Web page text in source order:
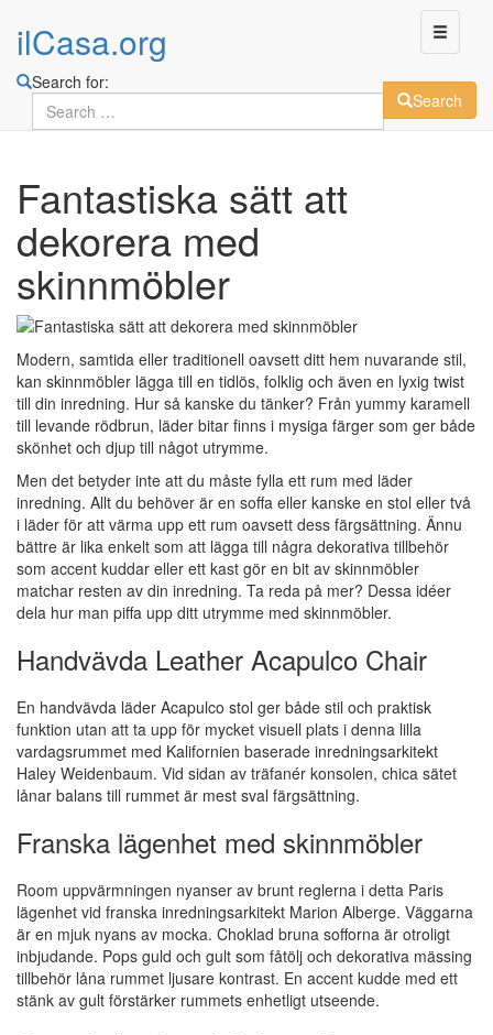
ilCasa.org
Search for:
Search
main
content
Fantastiska sätt att
dekorera med
skinnmöbler
Modern, samtida eller traditionell oavsett ditt hem nuvarande stil,
kan skinnmöbler lägga till en tidlös, folklig och även en lyxig twist
till din inredning. Hur så kanske du tänker? Från yummy karamell
till levande rödbrun, läder bitar finns i mysiga färger som ger både
skönhet och djup till något utrymme.
Men det betyder inte att du måste fylla ett rum med läder
inredning. Allt du behöver är en soffa eller kanske en stol eller två
i läder för att värma upp ett rum oavsett dess färgsättning. Ännu
bättre är lika enkelt som att lägga till några dekorativa tillbehör
som accent kuddar eller ett kast gör en bit av skinnmöbler
matchar resten av din inredning. Ta reda på mer? Dessa idéer
dela hur man piffa upp ditt utrymme med skinnmöbler.
Handvävda Leather Acapulco Chair
En handvävda läder Acapulco stol ger både stil och praktisk
funktion utan att ta upp för mycket visuell plats i denna lilla
vardagsrummet med Kalifornien baserade inredningsarkitekt
Haley Weidenbaum. Vid sidan av träfanér konsolen, chica sätet
lånar balans till rummet är mest sval färgsättning.
Franska lägenhet med skinnmöbler
Room uppvärmningen nyanser av brunt reglerna i detta Paris
lägenhet vid franska inredningsarkitekt Marion Alberge. Väggarna
är en mjuk nyans av mocka. Choklad bruna sofforna är otroligt
inbjudande. Pops guld och gult som fåtölj och dekorativa mässing
tillbehör låna rummet ljusare kontrast. En accent kudde med ett
stänk av gult förstärker rummets enhetligt utseende.